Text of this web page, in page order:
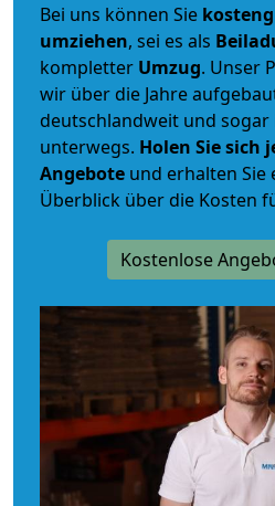
Bei uns können Sie
umziehen, sei es als
kompletter Umzug. Unser
wir über die Jahre
deutschlandweit und
unterwegs. Holen Sie sich
Angebote und erhalten Sie
Überblick über die Kosten
Kostenlose